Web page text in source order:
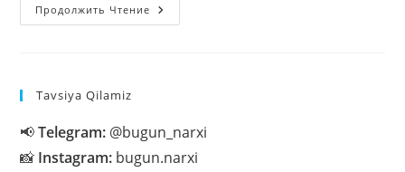
Продолжить Чтение 1XBET
Va
Tavsiya Qilamiz
📢Telegram: @bugun_narxi
📸 Instagram: bugun.narxi